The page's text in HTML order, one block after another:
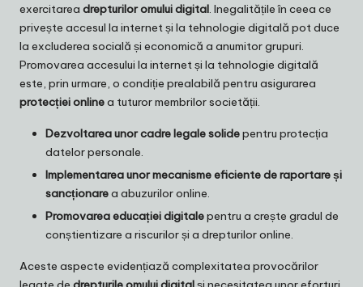
exercitarea drepturilor omului digital. Inegalitățile în ceea ce
privește accesul la internet și la tehnologie digitală pot duce
la excluderea socială și economică a anumitor grupuri.
Promovarea accesului la internet și la tehnologie digitală
este, prin urmare, o condiție prealabilă pentru asigurarea
protecției onlinea tuturor membrilor societății.
Dezvoltarea unor cadre legale solidepentru protecția
datelor personale.
Implementarea unor mecanisme eficiente de raportare și
sancționarea abuzurilor online.
Promovarea educației digitalepentru a crește gradul de
conștientizare a riscurilor și a drepturilor online.
Aceste aspecte evidențiază complexitatea provocărilor